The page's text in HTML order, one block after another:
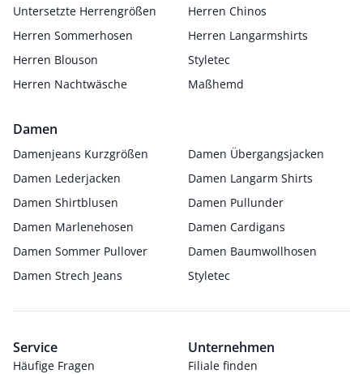
Untersetzte Herrengrößen
Herren Chinos
Herren Sommerhosen
Herren Langarmshirts
Herren Blouson
Styletec
Herren Nachtwäsche
Maßhemd
Damen
Damenjeans Kurzgrößen
Damen Übergangsjacken
Damen Lederjacken
Damen Langarm Shirts
Damen Shirtblusen
Damen Pullunder
Damen Marlenehosen
Damen Cardigans
Damen Sommer Pullover
Damen Baumwollhosen
Damen Strech Jeans
Styletec
Service
Häufige Fragen
Unternehmen
Filiale finden